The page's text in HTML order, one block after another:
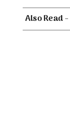
Also Read -